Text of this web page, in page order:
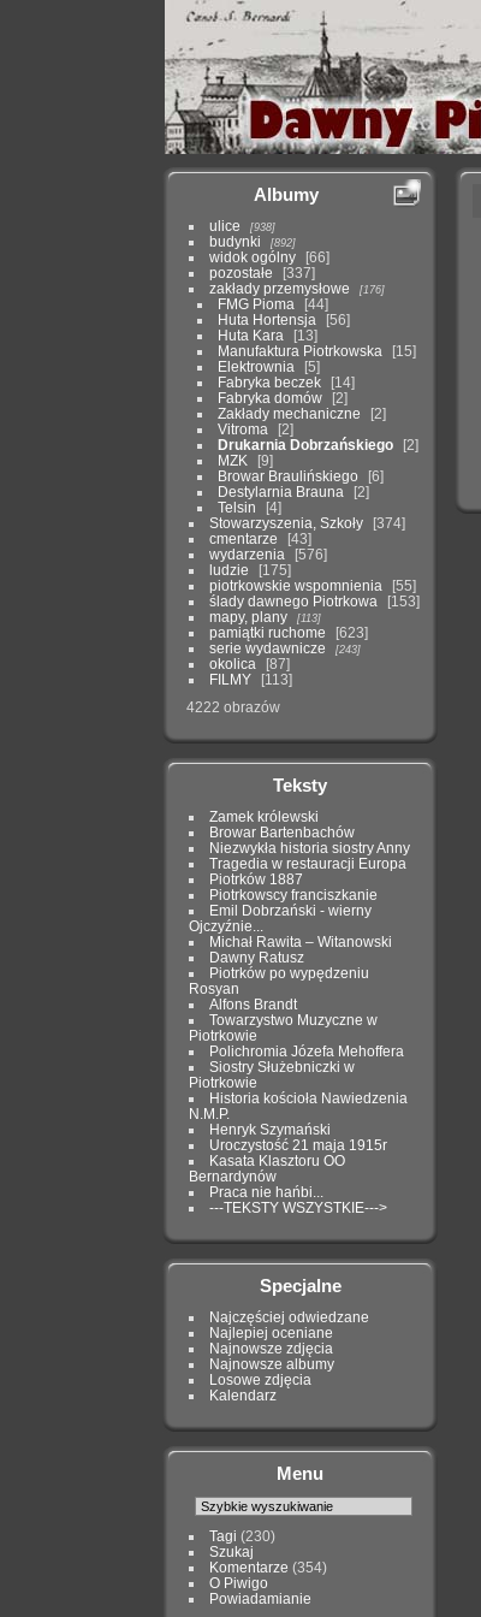
Albumy
ulice 938
budynki 892
widok ogólny
66
pozostałe
337
zakłady przemysłowe
176
FMG Pioma
44
Huta Hortensja
56
Huta Kara
13
Manufaktura Piotrkowska
15
Elektrownia
5
Fabryka beczek
14
Fabryka domów
2
Zakłady mechaniczne
2
Vitroma
2
Drukarnia Dobrzańskiego
2
MZK
9
Browar Braulińskiego
6
Destylarnia Brauna
2
Telsin
4
Stowarzyszenia, Szkoły
374
cmentarze
43
wydarzenia
576
ludzie
175
piotrkowskie wspomnienia
55
ślady dawnego Piotrkowa
153
mapy, plany
113
pamiątki ruchome
623
serie wydawnicze
243
okolica
87
FILMY
113
4222 obrazów
Teksty
Zamek królewski
Browar Bartenbachów
Niezwykła historia siostry Anny
Tragedia w restauracji Europa
Piotrków 1887
Piotrkowscy franciszkanie
Emil Dobrzański - wierny
Ojczyźnie...
Michał Rawita – Witanowski
Dawny Ratusz
Piotrków po wypędzeniu
Rosyan
Alfons Brandt
Towarzystwo Muzyczne w
Piotrkowie
Polichromia Józefa Mehoffera
Siostry Służebniczki w
Piotrkowie
Historia kościoła Nawiedzenia
N.M.P.
Henryk Szymański
Uroczystość 21 maja 1915r
Kasata Klasztoru OO
Bernardynów
Praca nie hańbi...
---TEKSTY WSZYSTKIE--->
Specjalne
Najczęściej odwiedzane
Najlepiej oceniane
Najnowsze zdjęcia
Najnowsze albumy
Losowe zdjęcia
Kalendarz
Menu
Tagi (230)
Szukaj
Komentarze (354)
O Piwigo
Powiadamianie